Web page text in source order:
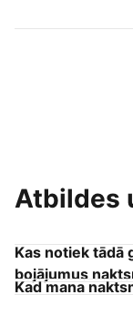
Pievienoties
Atbildes
Kas notiek tādā
bojājumus
Kad mana